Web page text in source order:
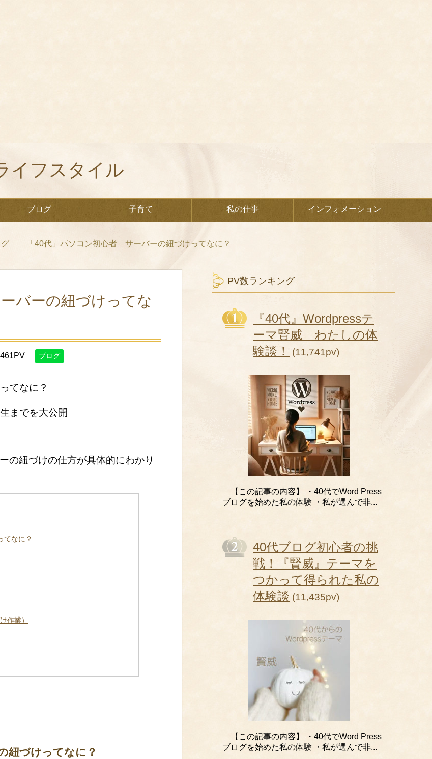
イフスタイル
ブログ 子育て 私の仕事 インフォメーション
「40代」パソコン初心者 サーバーの紐づけってなに？
バーの紐づけってな
ブログ
てなに？
までを大公開
の紐づけの仕方が具体的にわかり
てなに？
作業）
紐づけってなに？
PV数ランキング
『40代』Wordpressテ
ーマ賢威 わたしの体
験談！
(11,741pv)
【この記事の内容】 ・40代でWord Press
ブログを始めた私の体験 ・私が選んで非...
40代ブログ初心者の挑
戦！『賢威』テーマを
つかって得られた私の
体験談 (11,435pv)
【この記事の内容】 ・40代でWord Press
ブログを始めた私の体験 ・私が選んで非...